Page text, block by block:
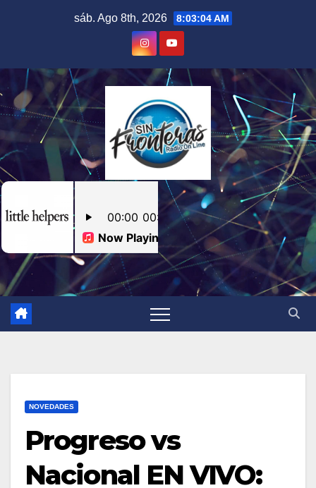
sáb. Ago 8th, 2026 8:03:05 AM
NOVEDADES
Progreso vs
Nacional EN VIVO: